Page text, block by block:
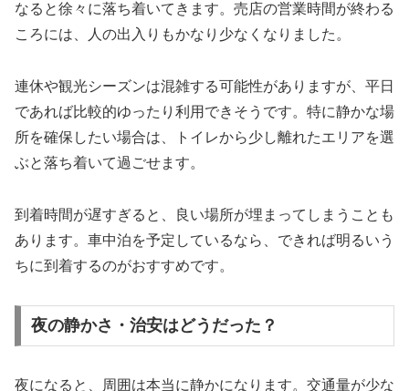
なると徐々に落ち着いてきます。売店の営業時間が終わる
ころには、人の出入りもかなり少なくなりました。
連休や観光シーズンは混雑する可能性がありますが、平日
であれば比較的ゆったり利用できそうです。特に静かな場
所を確保したい場合は、トイレから少し離れたエリアを選
ぶと落ち着いて過ごせます。
到着時間が遅すぎると、良い場所が埋まってしまうことも
あります。車中泊を予定しているなら、できれば明るいう
ちに到着するのがおすすめです。
夜の静かさ・治安はどうだった？
夜になると、周囲は本当に静かになります。交通量が少な